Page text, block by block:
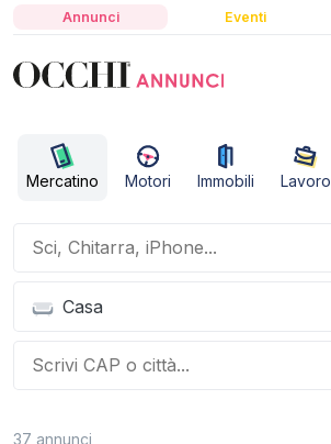
Annunci Eventi
Mercatino Motori Immobili Lavoro
Casa
37 annunci